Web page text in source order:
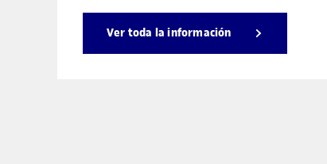
Ver toda la información